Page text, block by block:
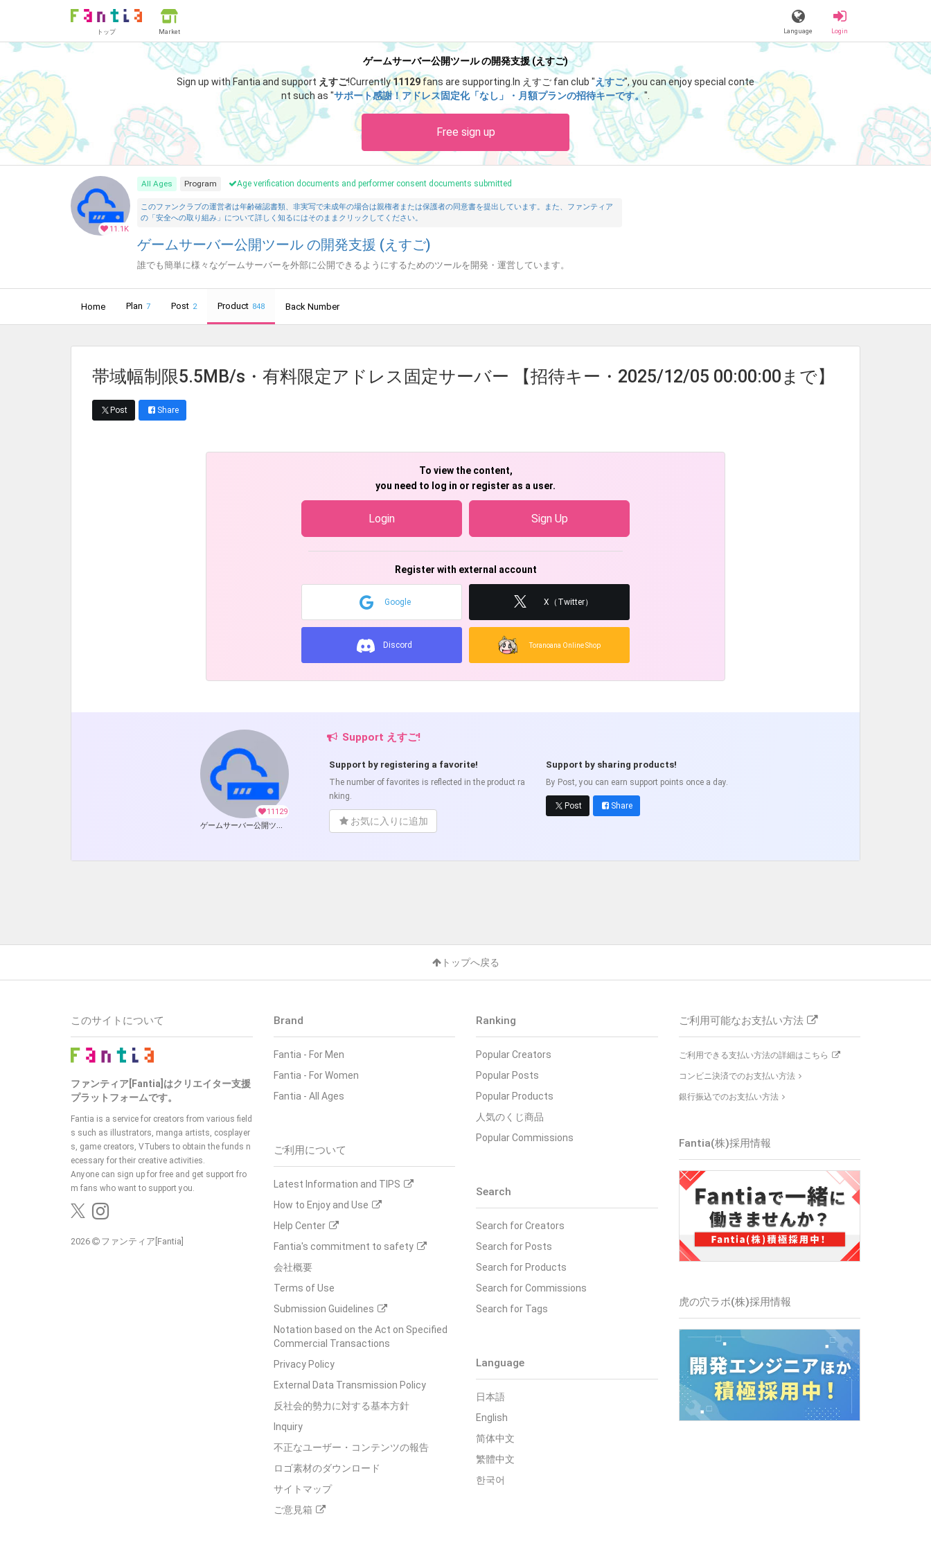
トップ Market Language Login
ゲームサーバー公開ツール の開発支援 (えすご)
Sign up with Fantia and support えすご!Currently11129fans are supporting. In えすご fan club "えすご", you can enjoy special conte
nt such as "サポート感謝！アドレス固定化「なし」・月額プランの招待キーです。".
Free sign up
11.1K
All Ages Program Age verification documents and performer consent documents submitted
このファンクラブの運営者は年齢確認書類、非実写で未成年の場合は親権者または保護者の同意書を提出しています。また、ファンティア
の「安全への取り組み」について詳しく知るにはそのままクリックしてください。
ゲームサーバー公開ツール の開発支援 (えすご)
誰でも簡単に様々なゲームサーバーを外部に公開できるようにするためのツールを開発・運営しています。
Home Plan 7 Post 2 Product 848 Back Number
帯域幅制限5.5MB/s・有料限定アドレス固定サーバー 【招待キー・2025/12/05 00:00:00まで】
Post Share
To view the content,
you need to log in or register as a user.
Login Sign Up
Register with external account
Google X（Twitter）
Discord Toranoana Online Shop
11129
ゲームサーバー公開ツール の開発支援
Support えすご!
Support by registering a favorite!
The number of favorites is reflected in the product ra
nking.
お気に入りに追加
Support by sharing products!
By Post, you can earn support points once a day.
Post Share
トップへ戻る
Brand
Fantia - For Men
Fantia - For Women
Fantia - All Ages
ご利用について
Latest Information and TIPS
How to Enjoy and Use
Help Center
Fantia's commitment to safety
会社概要
Terms of Use
Submission Guidelines
Notation based on the Act on Specified
Commercial Transactions
Privacy Policy
External Data Transmission Policy
反社会的勢力に対する基本方針
Inquiry
不正なユーザー・コンテンツの報告
ロゴ素材のダウンロード
サイトマップ
ご意見箱
Ranking
Popular Creators
Popular Posts
Popular Products
人気のくじ商品
Popular Commissions
Search
Search for Creators
Search for Posts
Search for Products
Search for Commissions
Search for Tags
Language
日本語
English
简体中文
繁體中文
한국어
ご利用可能なお支払い方法
ご利用できる支払い方法の詳細はこちら
コンビニ決済でのお支払い方法
銀行振込でのお支払い方法
Fantia(株)採用情報
虎の穴ラボ(株)採用情報
このサイトについて
ファンティア[Fantia]はクリエイター支援
プラットフォームです。
Fantia is a service for creators from various field
s such as illustrators, manga artists, cosplayer
s, game creators, VTubers to obtain the funds n
ecessary for their creative activities.
Anyone can sign up for free and get support fro
m fans who want to support you.
2026 ファンティア[Fantia]